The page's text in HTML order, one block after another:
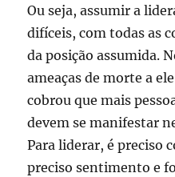
Ou seja, assumir a
difíceis, com todas as
da posição assumida.
ameaças de morte a
cobrou que mais
devem se manifestar
Para liderar, é preciso
preciso sentimento e